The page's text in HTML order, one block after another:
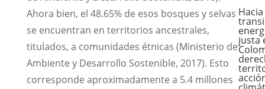
Ahora bien, el 48.65% de esos bosques y selvas
se encuentran en territorios ancestrales,
titulados, a comunidades étnicas (Ministerio de
Ambiente y Desarrollo Sostenible, 2017). Esto
corresponde aproximadamente a 5.4 millones
justa